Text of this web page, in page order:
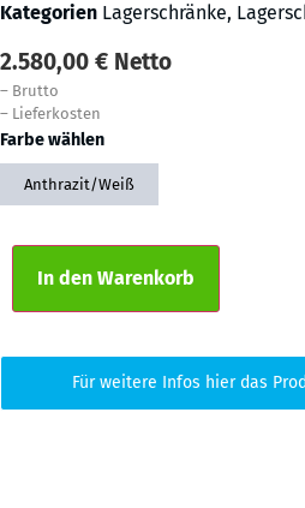
Kategorien Lagerschränke,
2.580,00 € Netto
– Brutto
– Lieferkosten
Farbe wählen
Anthrazit/Weiß
In den Warenkorb
Für weitere Infos hier das